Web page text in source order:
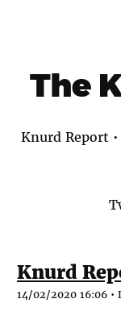
The
Knurd Report •
Knurd
14/02/2020 16:06 •